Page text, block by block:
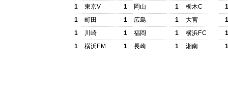
1
東京V 1
岡山
1
町田 1
広島
1
川崎 1
福岡
1
横浜FM 1 長崎
1
栃木C
1
大宮
1
横浜FC
1
湘南